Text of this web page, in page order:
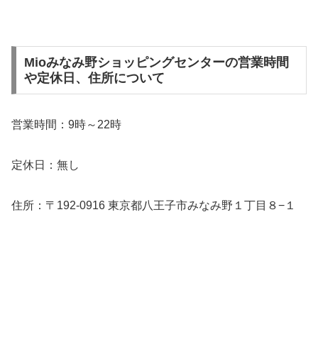
Mioみなみ野ショッピングセンターの営業時間
や定休日、住所について
営業時間：9時～22時
定休日：無し
住所：〒192-0916 東京都八王子市みなみ野１丁目８−１